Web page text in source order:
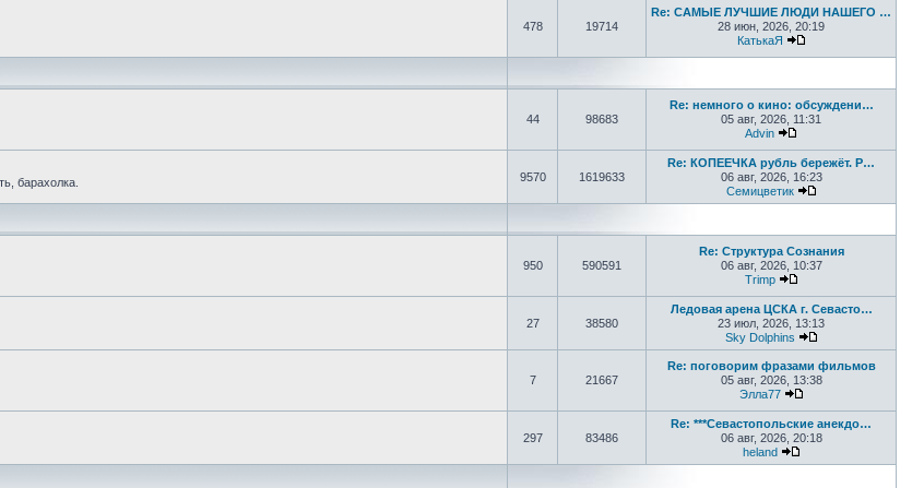
478 19714
Re: САМЫЕ ЛУЧШИЕ ЛЮДИ НАШЕГО …
28 июн, 2026, 20:19
КатькаЯ
44 98683
Re: немного о кино: обсуждени…
05 авг, 2026, 11:31
Advin
барахолка. 9570 1619633
Re: КОПЕЕЧКА рубль бережёт. Р…
06 авг, 2026, 16:23
Семицветик
Перейти к
950 590591
Re: Структура Сознания
06 авг, 2026, 10:37
Trimp
27 38580
Ледовая арена ЦСКА г. Севасто…
23 июл, 2026, 13:13
Sky Dolphins
Перейти к
7 21667
Re: поговорим фразами фильмов
05 авг, 2026, 13:38
Элла77
297 83486
Re: ***Севастопольские анекдо…
06 авг, 2026, 20:18
heland
Перейти к